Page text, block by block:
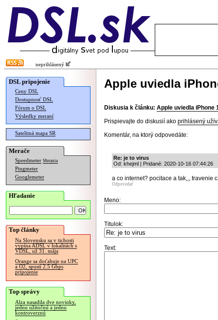
neprihlásený
DSL pripojenie
Ceny DSL
Dostupnosť DSL
Fórum o DSL
Výsledky meraní
Satelitná mapa SR
Merače
Speedmeter Merania
Pingmeter
Googlemeter
Hľadanie
Top články
Na Slovensku sa v tichosti
vypína ADSL v lokalitách s
VDSL, už 31. mája
Orange sa doťahuje na UPC
a O2, spustí 2.5 Gbps
pripojenie
Top správy
Alza nasadila dve novinky,
jednu užitočnú a jednu
kontroverznú
Apple uviedla
Diskusia k článku: Apple uviedla iPhone
Prispievajte do diskusií ako prihlásený
Komentár, na ktorý odpovedáte:
Re: je to virus
Od: khejml | Pridané: 2020-10-16 07:44:26
a co internet? pocitace a tak,,, travenie
Odpovedať
Meno:
Titulok:
Text: